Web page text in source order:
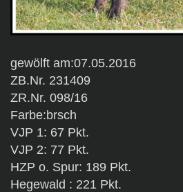
gewölft am:07.05.2016
ZB.Nr. 231409
ZR.Nr. 098/16
Farbe:brsch
VJP 1: 67 Pkt.
VJP 2: 77 Pkt.
HZP o. Spur: 189 Pkt.
Hegewald : 221 Pkt.